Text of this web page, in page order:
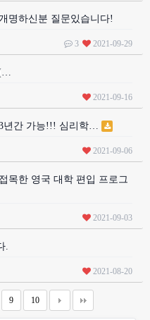
명하신분 질문있습니다!
3 2021-09-29
2021-09-16
년간 가능!!! 심리학…
2021-09-06
목한 영국 대학 편입 프로그
2021-09-03
.
2021-08-20
9 10